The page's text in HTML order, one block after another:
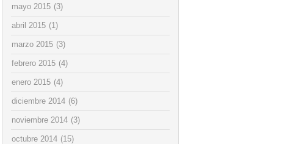
mayo 2015 (3)
abril 2015 (1)
marzo 2015 (3)
febrero 2015 (4)
enero 2015 (4)
diciembre 2014 (6)
noviembre 2014 (3)
octubre 2014 (15)